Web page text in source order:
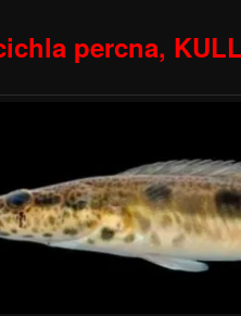
percna,